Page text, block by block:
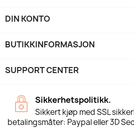
DIN KONTO
BUTIKKINFORMASJON
SUPPORT CENTER
Sikkerhetspolitikk.
Sikkert kjøp med SSL
betalingsmåter: Paypal eller 3D